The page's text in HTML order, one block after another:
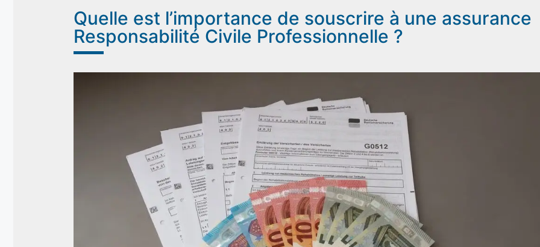
Quelle est l’importance de souscrire à une assurance
Responsabilité Civile Professionnelle ?